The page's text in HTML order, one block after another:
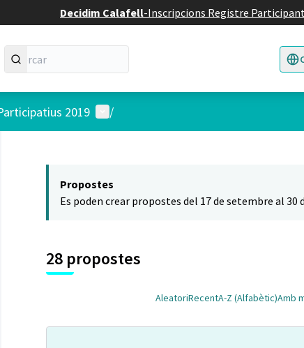
Decidim Calafell-Inscripcions Registre
2019 Menú d'usuari
/
Propostes
Es poden crear propostes del 17 de setembre al 30
28 propostes
AleatoriRecentA-Z (Alfabètic)Amb